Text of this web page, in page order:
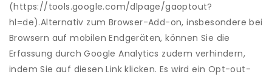
(https://tools.google.com/dlpage/gaoptout?
hl=de).Alternativ zum Browser-Add-on, insbesondere bei
Browsern auf mobilen Endgeräten, können Sie die
Erfassung durch Google Analytics zudem verhindern,
indem Sie auf diesen Link klicken. Es wird ein Opt-out-